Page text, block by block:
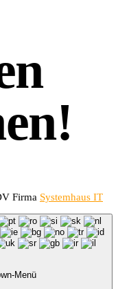
Firma Systemhaus IT